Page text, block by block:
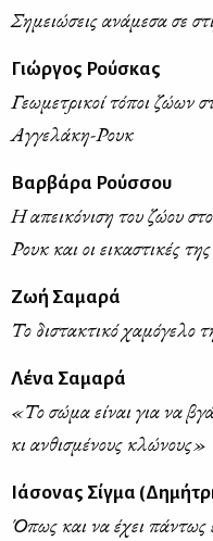
Σημειώσεις ανάμεσα σε
Γιώργος Ρούσκας
Γεωμετρικοί τόποι ζώων
Αγγελάκη-Ρουκ
Βαρβάρα Ρούσσου
Η απεικόνιση του ζώου
Ρουκ και οι εικαστικές
Ζωή Σαμαρά
Το διστακτικό χαμόγελο
Λένα Σαμαρά
«Το σώμα είναι για να
κι ανθισμένους κλώνους»
Ιάσονας Σίγμα
Όπως και να έχει